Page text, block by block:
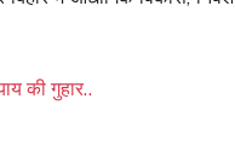
की गुहार..